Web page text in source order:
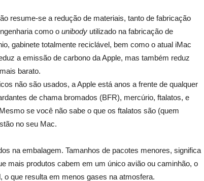
resume-se a redução de materiais, tanto de fabricação
como o unibody utilizado na fabricação de
gabinete totalmente reciclável, bem como o atual iMac
a emissão de carbono da Apple, mas também reduz
barato.
não são usados, a Apple está anos a frente de qualquer
de chama bromados (BFR), mercúrio, ftalatos, e
se você não sabe o que os ftalatos são (quem
no seu Mac.
na embalagem. Tamanhos de pacotes menores, significa
mais produtos cabem em um único avião ou caminhão, o
que resulta em menos gases na atmosfera.